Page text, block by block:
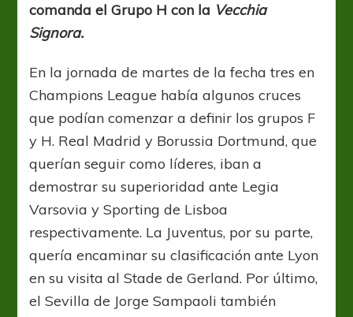
comanda el Grupo H con la Vecchia
Signora.
En la jornada de martes de la fecha tres en
Champions League había algunos cruces
que podían comenzar a definir los grupos F
y H. Real Madrid y Borussia Dortmund, que
querían seguir como líderes, iban a
demostrar su superioridad ante Legia
Varsovia y Sporting de Lisboa
respectivamente. La Juventus, por su parte,
quería encaminar su clasificación ante Lyon
en su visita al Stade de Gerland. Por último,
el Sevilla de Jorge Sampaoli también